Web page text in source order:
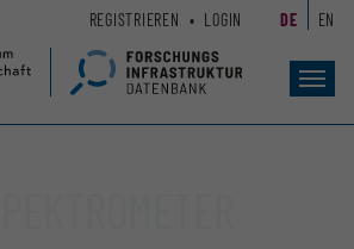
REGISTRIEREN LOGIN DE EN